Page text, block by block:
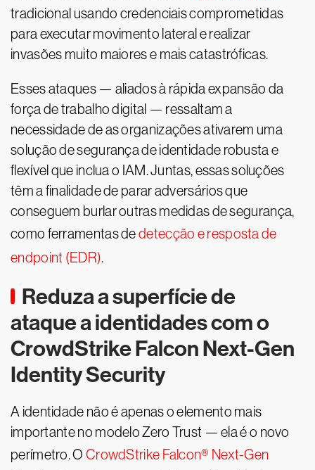
tradicional usando credenciais comprometidas
para executar movimento lateral e realizar
invasões muito maiores e mais catastróficas.
Esses ataques — aliados à rápida expansão da
força de trabalho digital — ressaltam a
necessidade de as organizações ativarem uma
solução de segurança de identidade robusta e
flexível que inclua o IAM. Juntas, essas soluções
têm a finalidade de parar adversários que
conseguem burlar outras medidas de segurança,
como ferramentas dedetecção e resposta de
endpoint (EDR).
Reduza a superfície de
ataque a identidades com o
CrowdStrike Falcon Next-Gen
Identity Security
A identidade não é apenas o elemento mais
importante no modelo Zero Trust — ela é o novo
perímetro. O CrowdStrike Falcon® Next-Gen